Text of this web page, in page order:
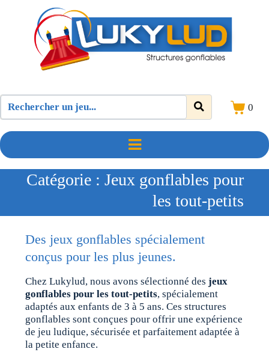
0
Catégorie : Jeux gonflables pour
les tout-petits
Des jeux gonflables spécialement
conçus pour les plus jeunes.
Chez Lukylud, nous avons sélectionné desjeux
gonflables pour les tout-petits, spécialement
adaptés aux enfants de 3 à 5 ans. Ces structures
gonflables sont conçues pour offrir une expérience
de jeu ludique, sécurisée et parfaitement adaptée à
la petite enfance.